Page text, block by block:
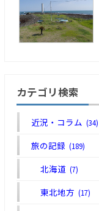
カテゴリ検索
近況・コラム(34)
旅の記録(189)
北海道(7)
東北地方(17)